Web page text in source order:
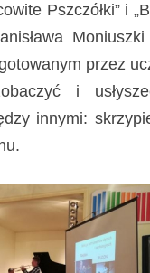
Pszczółki” i
przez
i
innymi: